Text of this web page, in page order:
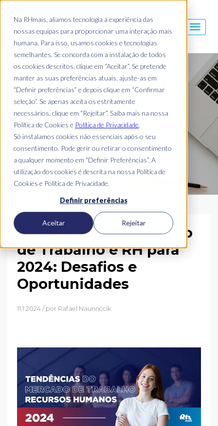
Na RHmais, aliamos tecnologia à experiência das
nossas equipas para proporcionar uma interação mais
humana. Para isso, usamos cookies e tecnologias
semelhantes. Se concorda com a instalação de todos
os cookies descritos, clique em “Aceitar”. Se pretende
manter as suas preferências atuais, ajuste-as em
“Definir preferências” e depois clique em “Confirmar
seleção”. Se apenas aceita os estritamente
necessários, clique em “Rejeitar”. Saiba mais na nossa
Política de Cookies e Política de Privacidade.
Só instalamos cookies não essenciais após o seu
consentimento. Pode gerir ou retirar o consentimento
a qualquer momento em “Definir Preferências”. A
utilização dos cookies é descrita na nossa Política de
Cookies e Política de Privacidade.
Definir preferências
Aceitar Rejeitar
Blog Mais
Tendências do Mercado
de Trabalho e RH para
2024: Desafios e
Oportunidades
11.1.2024 / por Rafael Naunnccik